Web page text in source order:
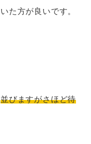
た方が良いです。
並びますがさほど待